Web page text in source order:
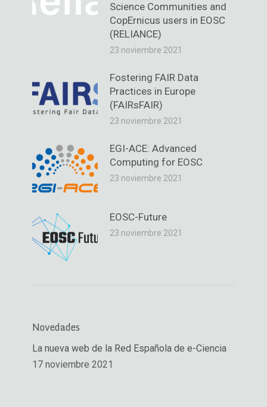
Science Communities and
CopErnicus users in EOSC
(RELIANCE)
23 noviembre 2021
Fostering FAIR Data
Practices in Europe
(FAIRsFAIR)
23 noviembre 2021
EGI-ACE: Advanced
Computing for EOSC
23 noviembre 2021
EOSC-Future
23 noviembre 2021
Novedades
La nueva web de la Red Española de e-Ciencia
17 noviembre 2021